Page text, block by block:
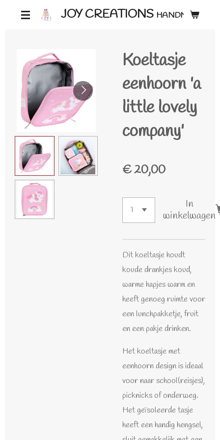
hoofdinhoud
JOY CREATIONS HANDMADE ♡
Koeltasje
eenhoorn 'a
little lovely
company'
€ 20,00
In
winkelwagen
Dit koeltasje houdt
koude drankjes koud,
warme hapjes warm en
heeft genoeg ruimte voor
een lunchpakketje, fruit
en een pakje drinken.
Het koeltasje met
eenhoorn design is ideaal
voor naar school(reisjes),
picknicks of onderweg.
Het geïsoleerde tasje
heeft een handig hengsel,